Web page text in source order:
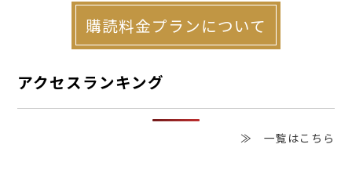
れから民泊に参入しようとしても、企画し
てから開業まで５年前後かかるでしょう。
その点、個人の運営で既存建物を利用した
民泊旅館宿であれば３～６カ月で開業が可
能です。今からスタートするのであれば、
購読料金プランについて
アクセスランキング
≫ 一覧はこちら